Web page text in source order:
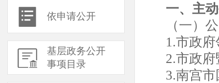
依申请公开
基层政务公开
事项目录
一、主
（一）
1.市政
2.市政
3.南宫市